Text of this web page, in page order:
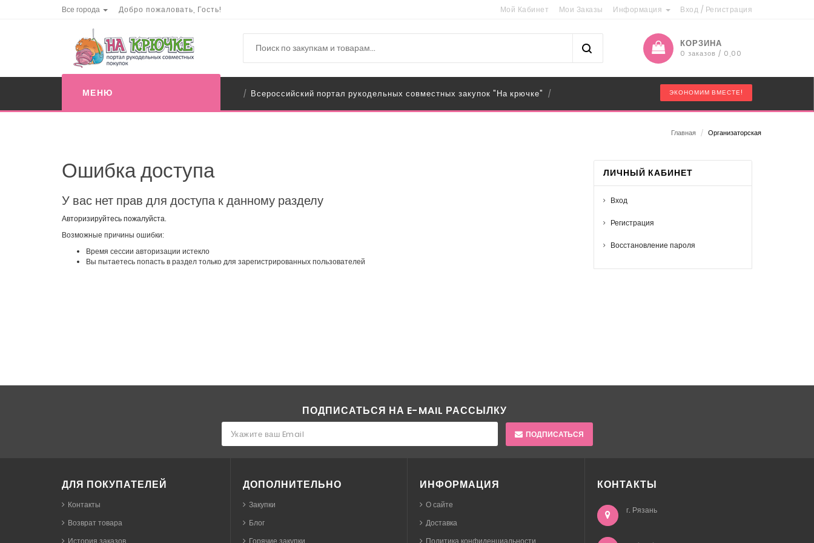
Все города Добро пожаловать, Гость! Мой Кабинет Мои Заказы Информация Вход / Регистрация
КОРЗИНА
0 заказов / 0,00
МЕНЮ / Всероссийский портал рукодельных совместных закупок "На крючке" / ЭКОНОМИМ ВМЕСТЕ!
Главная / Организаторская
Ошибка доступа
У вас нет прав для доступа к данному разделу
Авторизируйтесь пожалуйста.
Возможные причины ошибки:
Время сессии авторизации истекло
Вы пытаетесь попасть в раздел только для зарегистрированных пользователей
ЛИЧНЫЙ КАБИНЕТ
Вход
Регистрация
Восстановление пароля
ПОДПИСАТЬСЯ НА E-MAIL РАССЫЛКУ
ПОДПИСАТЬСЯ
ДЛЯ ПОКУПАТЕЛЕЙ
Контакты
Возврат товара
История заказов
ДОПОЛНИТЕЛЬНО
Закупки
Блог
Горячие закупки
ИНФОРМАЦИЯ
О сайте
Доставка
Политика конфиденциальности
КОНТАКТЫ
г. Рязань